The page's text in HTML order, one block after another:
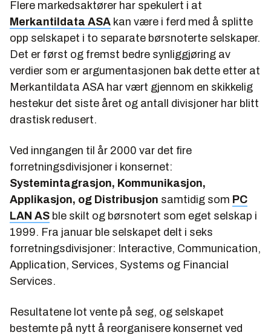
Flere markedsaktører har spekulert i at
Merkantildata ASA kan være i ferd med å splitte
opp selskapet i to separate børsnoterte selskaper.
Det er først og fremst bedre synliggjøring av
verdier som er argumentasjonen bak dette etter at
Merkantildata ASA har vært gjennom en skikkelig
hestekur det siste året og antall divisjoner har blitt
drastisk redusert.
Ved inngangen til år 2000 var det fire
forretningsdivisjoner i konsernet:
Systemintagrasjon, Kommunikasjon,
Applikasjon, og Distribusjon samtidig som PC
LAN AS ble skilt og børsnotert som eget selskap i
1999. Fra januar ble selskapet delt i seks
forretningsdivisjoner: Interactive, Communication,
Application, Services, Systems og Financial
Services.
Resultatene lot vente på seg, og selskapet
bestemte på nytt å reorganisere konsernet ved